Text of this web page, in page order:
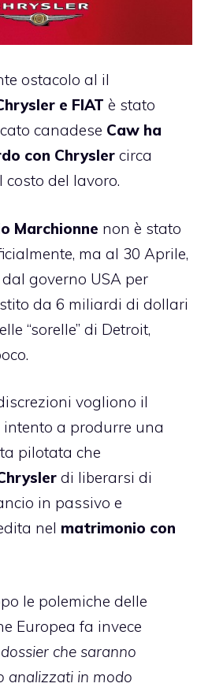
ostacolo al il
e FIAT è stato
canadese Caw ha
con Chrysler circa
costo del lavoro.
Marchionne non è stato
ma al 30 Aprile,
governo USA per
da 6 miliardi di dollari
“sorelle” di Detroit,
vogliono il
intento a produrre una
pilotata che
di liberarsi di
in passivo e
nel matrimonio con
le polemiche delle
Europea fa invece
che saranno
analizzati in modo